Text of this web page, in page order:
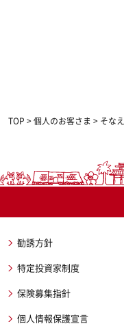
TOP >個人のお客さま > そな
勧誘方針
特定投資家制度
保険募集指針
個人情報保護宣言